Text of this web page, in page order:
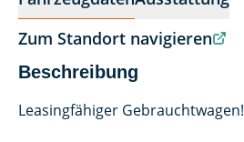
Zum Standort navigieren
Beschreibung
Leasingfähiger Gebrauchtwagen!